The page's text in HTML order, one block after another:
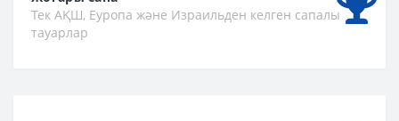
Тек АҚШ, Еуропа және Израильден келген сапалы
тауарлар